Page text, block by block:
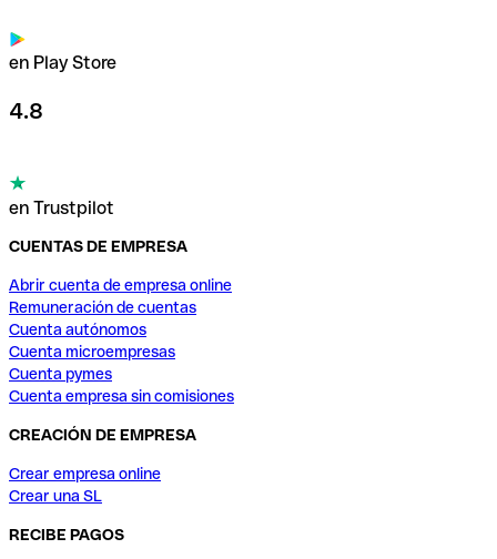
en Play Store
4.8
en Trustpilot
CUENTAS DE EMPRESA
Abrir cuenta de empresa online
Remuneración de cuentas
Cuenta autónomos
Cuenta microempresas
Cuenta pymes
Cuenta empresa sin comisiones
CREACIÓN DE EMPRESA
Crear empresa online
Crear una SL
RECIBE PAGOS